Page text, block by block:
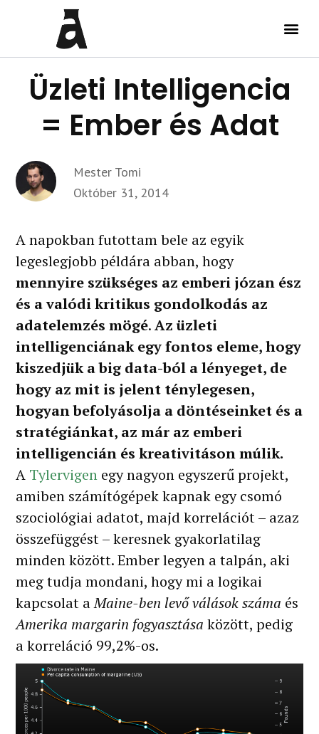
Üzleti Intelligencia
= Ember és Adat
Mester Tomi
Október 31, 2014
A napokban futottam bele az egyik
legeslegjobb példára abban, hogy
mennyire szükséges az emberi józan ész
és a valódi kritikus gondolkodás az
adatelemzés mögé.Az üzleti
intelligenciának egy fontos eleme, hogy
kiszedjük a big data-ból a lényeget, de
hogy az mit is jelent ténylegesen,
hogyan befolyásolja a döntéseinket és a
stratégiánkat, az már az emberi
intelligencián és kreativitáson múlik.
A Tylervigen egy nagyon egyszerű projekt,
amiben számítógépek kapnak egy csomó
szociológiai adatot, majd korrelációt – azaz
összefüggést – keresnek gyakorlatilag
minden között. Ember legyen a talpán, aki
meg tudja mondani, hogy mi a logikai
kapcsolat aMaine-ben levő válások száma és
Amerika margarin fogyasztása között, pedig
a korreláció 99,2%-os.